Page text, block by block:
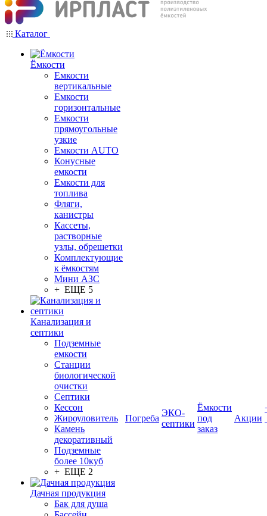
Каталог
Ёмкости
Емкости
вертикальные
Емкости
горизонтальные
Емкости
прямоугольные
узкие
Емкости АUТО
Конусные
емкости
Емкости для
топлива
Фляги,
канистры
Кассеты,
растворные
узлы, обрешетки
Комплектующие
к ёмкостям
Мини АЗС
+ ЕЩЕ 5
Канализация и
септики
Подземные
емкости
Станции
биологической
очистки
Септики
Кессон
Жироуловитель
Камень
декоративный
Подземные
более 10куб
+ ЕЩЕ 2
Дачная продукция
Бак для душа
Погреба
ЭКО-
септики
Ёмкости
под
заказ
Акции